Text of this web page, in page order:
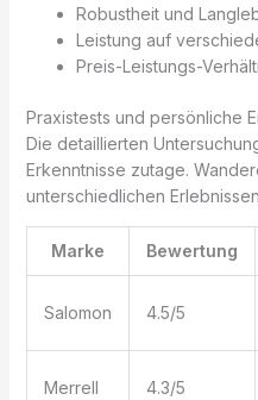
Robustheit und
Leistung auf
Preis-Leistungs-
Praxistests und persönliche
Die detaillierten
Erkenntnisse zutage.
unterschiedlichen
Marke Bewertung
Salomon 4.5/5
Merrell 4.3/5